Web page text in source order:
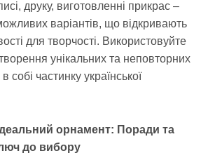
друку, виготовленні прикрас –
варіантів, що відкривають
для творчості. Використовуйте
унікальних та неповторних
собі частинку української
орнамент: Поради та
до вибору